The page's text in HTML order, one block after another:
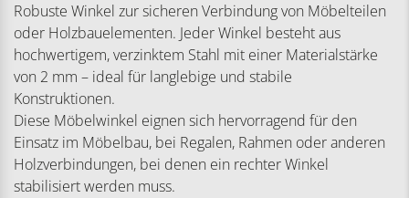
Robuste Winkel zur sicheren Verbindung von Möbelteilen
oder Holzbauelementen. Jeder Winkel besteht aus
hochwertigem, verzinktem Stahl mit einer Materialstärke
von 2 mm – ideal für langlebige und stabile
Konstruktionen.
Diese Möbelwinkel eignen sich hervorragend für den
Einsatz im Möbelbau, bei Regalen, Rahmen oder anderen
Holzverbindungen, bei denen ein rechter Winkel
stabilisiert werden muss.